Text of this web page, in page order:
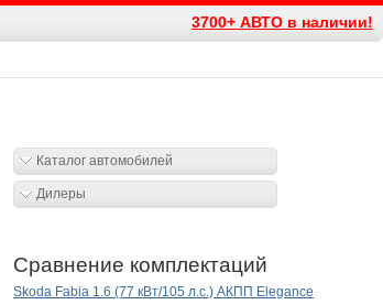
3700+ АВТО в наличии!
Каталог автомобилей
Дилеры
Сравнение комплектаций
Skoda Fabia 1.6 (77 кВт/105 л.с.) АКПП Elegance